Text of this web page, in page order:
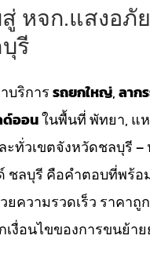
หจก.แสงอภั
รี
บริการรถยกใหญ่,ลาก
ด์ออนในพื้นที่ พัทยา, แ
ะทั่วเขตจังหวัดชลบุรี –
ชลบุรี คือคำตอบที่พร้
ยความรวดเร็ว ราคาถู
งื่อนไขของการขนย้า